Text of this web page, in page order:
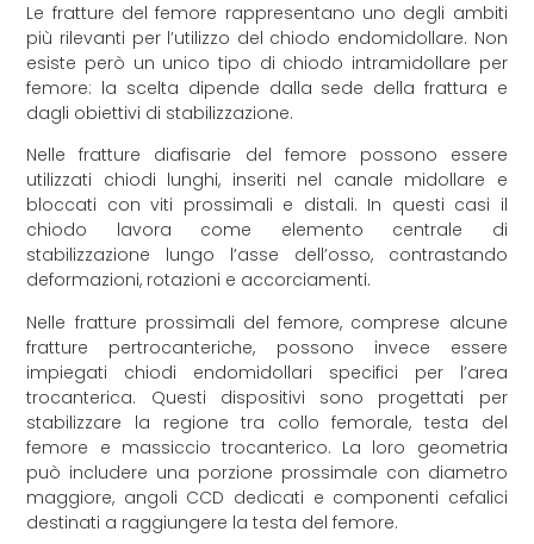
Le fratture del femore rappresentano uno degli ambiti
più rilevanti per l’utilizzo del chiodo endomidollare. Non
esiste però un unico tipo di chiodo intramidollare per
femore: la scelta dipende dalla sede della frattura e
dagli obiettivi di stabilizzazione.
Nelle fratture diafisarie del femore possono essere
utilizzati chiodi lunghi, inseriti nel canale midollare e
bloccati con viti prossimali e distali. In questi casi il
chiodo lavora come elemento centrale di
stabilizzazione lungo l’asse dell’osso, contrastando
deformazioni, rotazioni e accorciamenti.
Nelle fratture prossimali del femore, comprese alcune
fratture pertrocanteriche, possono invece essere
impiegati chiodi endomidollari specifici per l’area
trocanterica. Questi dispositivi sono progettati per
stabilizzare la regione tra collo femorale, testa del
femore e massiccio trocanterico. La loro geometria
può includere una porzione prossimale con diametro
maggiore, angoli CCD dedicati e componenti cefalici
destinati a raggiungere la testa del femore.